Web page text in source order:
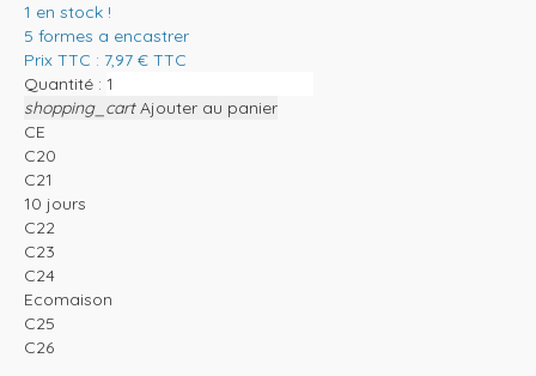
1 en stock !
5 formes a encastrer
Prix TTC : 7,97 € TTC
Quantité :
shopping_cart Ajouter au panier
CE
C20
C21
10 jours
C22
C23
C24
Ecomaison
C25
C26